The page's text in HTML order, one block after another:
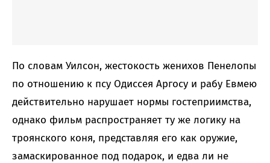
По словам Уилсон, жестокость женихов Пенелопы
по отношению к псу Одиссея Аргосу и рабу Евмею
действительно нарушает нормы гостеприимства,
однако фильм распространяет ту же логику на
троянского коня, представляя его как оружие,
замаскированное под подарок, и едва ли не